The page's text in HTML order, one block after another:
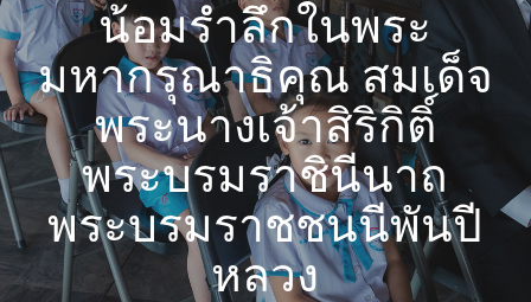
น้อมรำลึกในพระ
มหากรุณาธิคุณ สมเด็จ
พระนางเจ้าสิริกิติ์
พระบรมราชินีนาถ
พระบรมราชชนนีพันปี
หลวง